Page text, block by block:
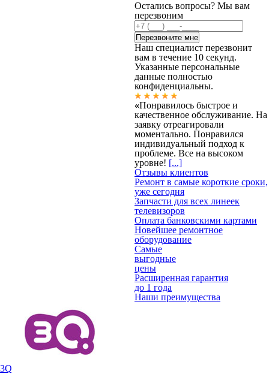
Остались вопросы? Мы вам
перезвоним
Наш специалист перезвонит
вам в течение 10 секунд.
Указанные персональные
данные полностью
конфиденциальны.
«Понравилось быстрое и
качественное обслуживание. На
заявку отреагировали
моментально. Понравился
индивидуальный подход к
проблеме. Все на высоком
уровне! [...]
Отзывы клиентов
Ремонт в самые короткие сроки,
уже сегодня
Запчасти для всех линеек
телевизоров
Оплата банковскими картами
Новейшее ремонтное
оборудование
Самые
выгодные
цены
Расширенная гарантия
до 1 года
Наши преимущества
3Q